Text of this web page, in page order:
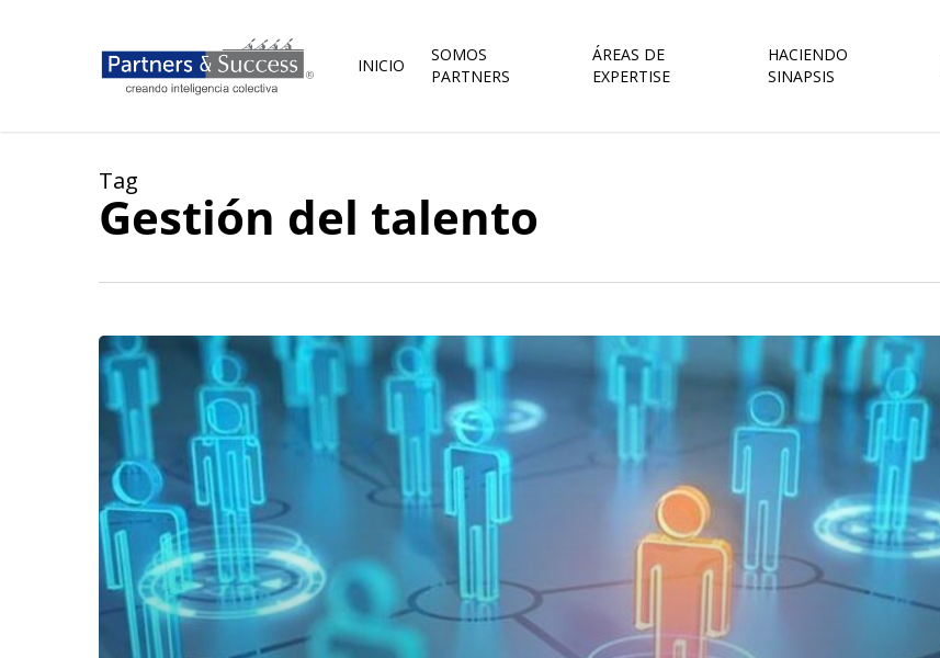
INICIO
SOMOS
PARTNERS
ÁREAS DE
EXPERTISE
HACIENDO
SINAPSIS
Tag
Gestión del talento
El
futuro
del
Talento